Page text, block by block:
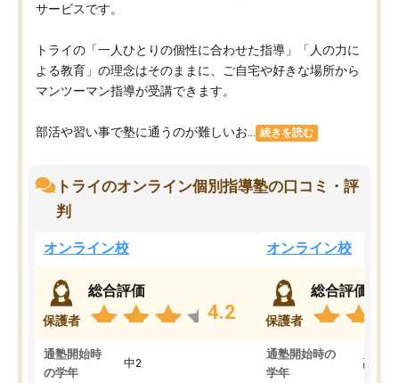
サービスです。
トライの「一人ひとりの個性に合わせた指導」「人の力に
よる教育」の理念はそのままに、ご自宅や好きな場所から
マンツーマン指導が受講できます。
部活や習い事で塾に通うのが難しいお... 続きを読む
トライのオンライン個別指導塾の口コミ・評
判
オンライン校
保護者
総合評価
4.2
通塾開始時
の学年
中2
オンライン校
保護者
総合評価
通塾開始時の
学年
高3